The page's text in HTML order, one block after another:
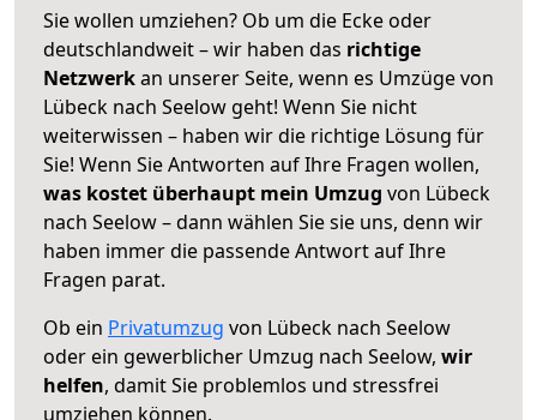
Sie wollen umziehen? Ob um die Ecke oder
deutschlandweit – wir haben das richtige
Netzwerkan unserer Seite, wenn es Umzüge von
Lübeck nach Seelow geht! Wenn Sie nicht
weiterwissen – haben wir die richtige Lösung für
Sie! Wenn Sie Antworten auf Ihre Fragen wollen,
was kostet überhaupt mein Umzug von Lübeck
nach Seelow – dann wählen Sie sie uns, denn wir
haben immer die passende Antwort auf Ihre
Fragen parat.
Ob ein Privatumzug von Lübeck nach Seelow
oder ein gewerblicher Umzug nach Seelow, wir
helfen, damit Sie problemlos und stressfrei
umziehen können.